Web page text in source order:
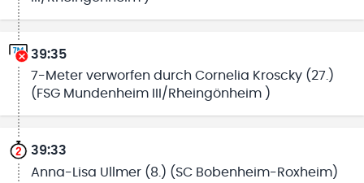
39:35
7-Meter verworfen durch Cornelia Kroscky (27.)
(FSG Mundenheim III/Rheingönheim )
39:33
Anna-Lisa Ullmer (8.) (SC Bobenheim-Roxheim)